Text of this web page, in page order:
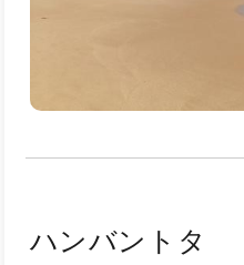
ハンバントタ